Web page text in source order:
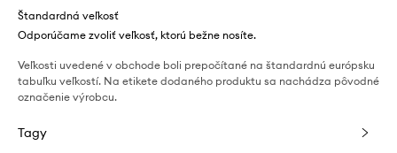
Štandardná veľkosť
Odporúčame zvoliť veľkosť, ktorú bežne nosíte.
Veľkosti uvedené v obchode boli prepočítané na štandardnú európsku
tabuľku veľkostí. Na etikete dodaného produktu sa nachádza pôvodné
označenie výrobcu.
Tagy